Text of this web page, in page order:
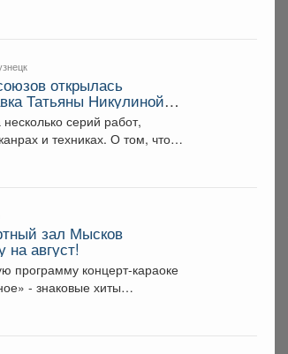
открылась
Татьяны Никулиной
серий работ,
и техниках. О том, что
зал Мысков
август!
программу концерт-караоке
- знаковые хиты